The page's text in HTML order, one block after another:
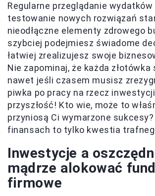
Regularne przeglądanie wydatków
testowanie nowych rozwiązań
nieodłączne elementy zdrowego
szybciej podejmiesz świadome
łatwiej zrealizujesz swoje
Nie zapominaj, że każda złotówka
nawet jeśli czasem musisz
piwka po pracy na rzecz
przyszłość! Kto wie, może to
przyniosą Ci wymarzone
finansach to tylko kwestia
Inwestycje a
mądrze alokować
firmowe